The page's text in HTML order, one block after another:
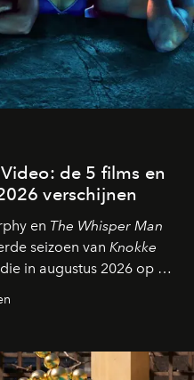
de 5 films en
verschijnen
en The Whisper Man
seizoen van Knokke
in augustus 2026 op de